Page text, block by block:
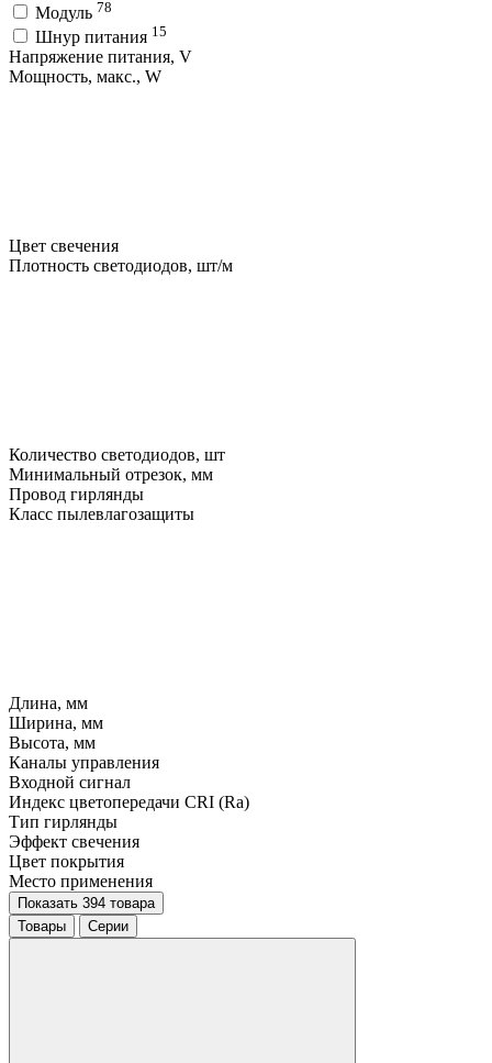
Модуль 78
Шнур питания 15
Напряжение питания, V
Мощность, макс., W
Цвет свечения
Плотность светодиодов, шт/м
Количество светодиодов, шт
Минимальный отрезок, мм
Провод гирлянды
Класс пылевлагозащиты
Длина, мм
Ширина, мм
Высота, мм
Каналы управления
Входной сигнал
Индекс цветопередачи CRI (Ra)
Тип гирлянды
Эффект свечения
Цвет покрытия
Место применения
Показать 394 товара
Товары
Серии